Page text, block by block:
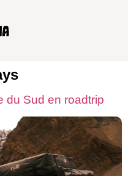
du Sud en roadtrip